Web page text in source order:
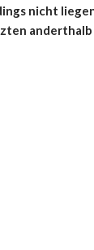
nicht